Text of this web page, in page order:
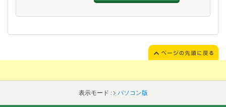
表示モード : パソコン版